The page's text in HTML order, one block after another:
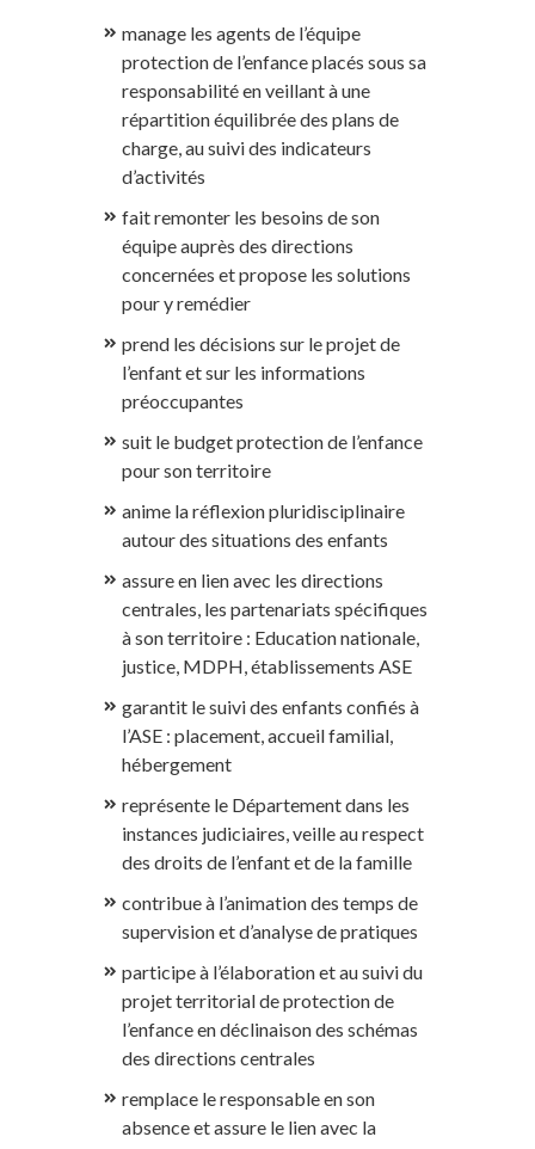
manage les agents de l’équipe
protection de l’enfance placés sous sa
responsabilité en veillant à une
répartition équilibrée des plans de
charge, au suivi des indicateurs
d’activités
fait remonter les besoins de son
équipe auprès des directions
concernées et propose les solutions
pour y remédier
prend les décisions sur le projet de
l’enfant et sur les informations
préoccupantes
suit le budget protection de l’enfance
pour son territoire
anime la réflexion pluridisciplinaire
autour des situations des enfants
assure en lien avec les directions
centrales, les partenariats spécifiques
à son territoire : Education nationale,
justice, MDPH, établissements ASE
garantit le suivi des enfants confiés à
l’ASE : placement, accueil familial,
hébergement
représente le Département dans les
instances judiciaires, veille au respect
des droits de l’enfant et de la famille
contribue à l’animation des temps de
supervision et d’analyse de pratiques
participe à l’élaboration et au suivi du
projet territorial de protection de
l’enfance en déclinaison des schémas
des directions centrales
remplace le responsable en son
absence et assure le lien avec la